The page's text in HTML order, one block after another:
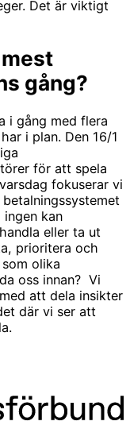
Det är viktigt
gång?
i gång med flera
i plan. Den 16/1
för att spela
fokuserar vi
ingen kan
eller ta ut
prioritera och
olika
oss innan? Vi
att dela insikter
där vi ser att